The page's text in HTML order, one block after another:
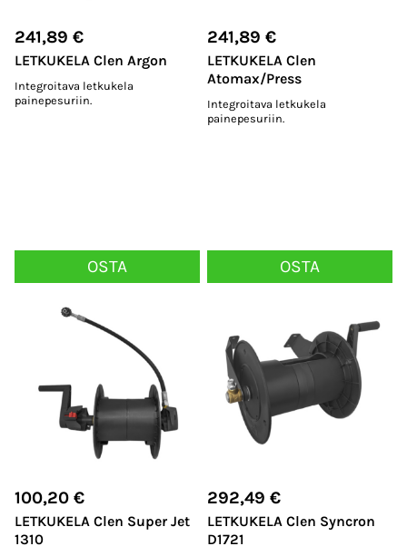
241,89 €
LETKUKELA Clen Argon
Integroitava letkukela
painepesuriin.
OSTA
241,89 €
LETKUKELA Clen
Atomax/Press
Integroitava letkukela
painepesuriin.
OSTA
100,20 €
LETKUKELA Clen Super Jet
1310
292,49 €
LETKUKELA Clen Syncron
D1721